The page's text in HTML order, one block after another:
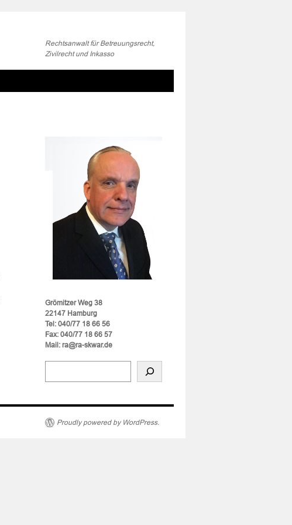
Rechtsanwalt für Betreuungsrecht,
Zivilrecht und Inkasso
Grömitzer Weg 38
22147 Hamburg
Tel: 040/77 18 66 56
Fax: 040/77 18 66 57
Mail: ra@ra-skwar.de
Proudly powered by WordPress.